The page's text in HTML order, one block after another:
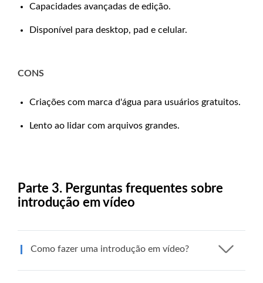
Capacidades avançadas de edição.
Disponível para desktop, pad e celular.
CONS
Criações com marca d'água para usuários gratuitos.
Lento ao lidar com arquivos grandes.
Parte 3. Perguntas frequentes sobre
introdução em vídeo
Como fazer uma introdução em vídeo?